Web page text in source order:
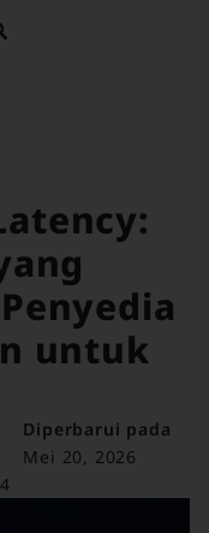
untuk
Diperbarui pada
Mei 20, 2026